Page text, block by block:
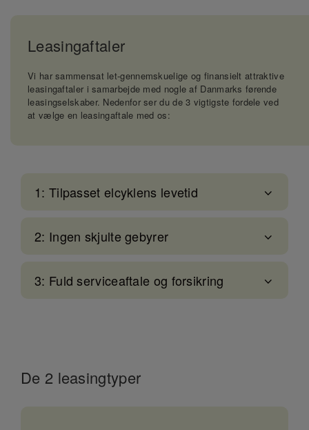
Leasingaftaler
Vi har sammensat let-gennemskuelige og finansielt attraktive
leasingaftaler i samarbejde med nogle af Danmarks førende
leasingselskaber. Nedenfor ser du de 3 vigtigste fordele ved
at vælge en leasingaftale med os:
1: Tilpasset elcyklens levetid
2: Ingen skjulte gebyrer
3: Fuld serviceaftale og forsikring
De 2 leasingtyper